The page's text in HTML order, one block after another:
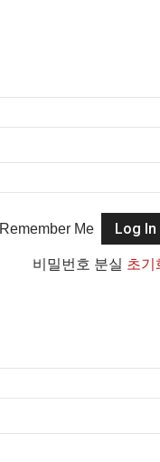
Remember Me
비밀번호 분실 초기